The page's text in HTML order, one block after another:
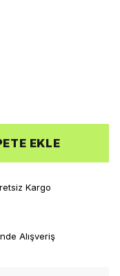
EKLE
Kargo
Alışveriş